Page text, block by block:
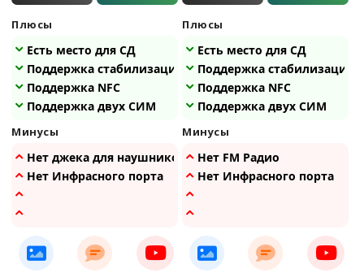
Плюсы
Есть место для СД
Поддержка стабилизации
Поддержка NFC
Поддержка двух СИМ
Минусы
Нет джека для наушников
Нет Инфрасного порта
Плюсы
Есть место для СД
Поддержка стабилизации
Поддержка NFC
Поддержка двух СИМ
Минусы
Нет FM Радио
Нет Инфрасного порта